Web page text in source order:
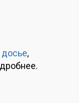
досье,